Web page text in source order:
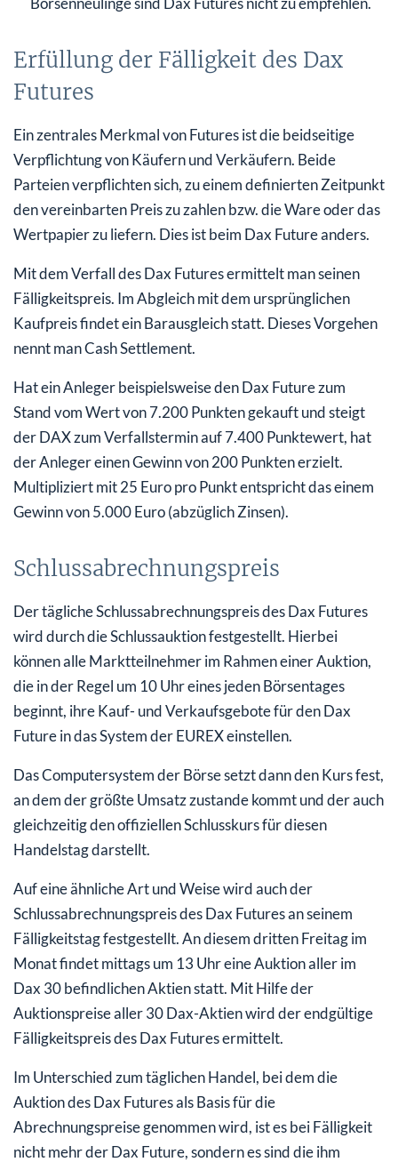
Erfüllung der Fälligkeit des Dax
Futures
Ein zentrales Merkmal von Futures ist die beidseitige
Verpflichtung von Käufern und Verkäufern. Beide
Parteien verpflichten sich, zu einem definierten Zeitpunkt
den vereinbarten Preis zu zahlen bzw. die Ware oder das
Wertpapier zu liefern. Dies ist beim Dax Future anders.
Mit dem Verfall des Dax Futures ermittelt man seinen
Fälligkeitspreis. Im Abgleich mit dem ursprünglichen
Kaufpreis findet ein Barausgleich statt. Dieses Vorgehen
nennt man Cash Settlement.
Hat ein Anleger beispielsweise den Dax Future zum
Stand vom Wert von 7.200 Punkten gekauft und steigt
der DAX zum Verfallstermin auf 7.400 Punktewert, hat
der Anleger einen Gewinn von 200 Punkten erzielt.
Multipliziert mit 25 Euro pro Punkt entspricht das einem
Gewinn von 5.000 Euro (abzüglich Zinsen).
Schlussabrechnungspreis
Der tägliche Schlussabrechnungspreis des Dax Futures
wird durch die Schlussauktion festgestellt. Hierbei
können alle Marktteilnehmer im Rahmen einer Auktion,
die in der Regel um 10 Uhr eines jeden Börsentages
beginnt, ihre Kauf- und Verkaufsgebote für den Dax
Future in das System der EUREX einstellen.
Das Computersystem der Börse setzt dann den Kurs fest,
an dem der größte Umsatz zustande kommt und der auch
gleichzeitig den offiziellen Schlusskurs für diesen
Handelstag darstellt.
Auf eine ähnliche Art und Weise wird auch der
Schlussabrechnungspreis des Dax Futures an seinem
Fälligkeitstag festgestellt. An diesem dritten Freitag im
Monat findet mittags um 13 Uhr eine Auktion aller im
Dax 30 befindlichen Aktien statt. Mit Hilfe der
Auktionspreise aller 30 Dax-Aktien wird der endgültige
Fälligkeitspreis des Dax Futures ermittelt.
Im Unterschied zum täglichen Handel, bei dem die
Auktion des Dax Futures als Basis für die
Abrechnungspreise genommen wird, ist es bei Fälligkeit
nicht mehr der Dax Future, sondern es sind die ihm